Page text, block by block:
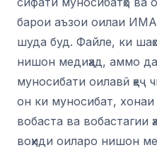
барои аъзои оилаи
шуда буд. Файле, ки
нишон медиҳад, аммо
муносибати оилавӣ ҳеҷ
он ки муносибат,
вобаста ва вобастагии
воҳиди оиларо нишон